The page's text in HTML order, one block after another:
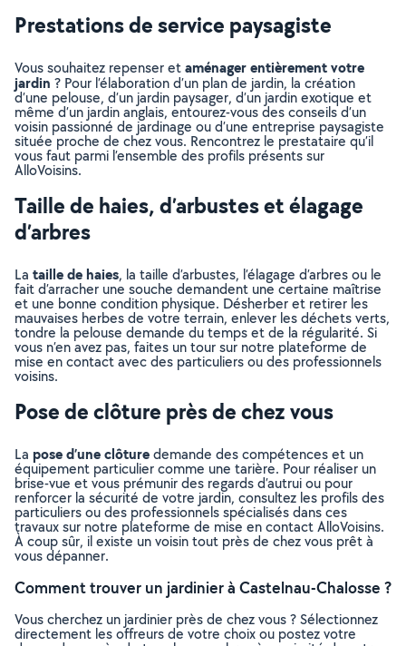
Prestations de service paysagiste
Vous souhaitez repenser etaménager entièrement votre
jardin ? Pour l’élaboration d’un plan de jardin, la création
d’une pelouse, d’un jardin paysager, d’un jardin exotique et
même d’un jardin anglais, entourez-vous des conseils d’un
voisin passionné de jardinage ou d’une entreprise paysagiste
située proche de chez vous. Rencontrez le prestataire qu’il
vous faut parmi l’ensemble des profils présents sur
AlloVoisins.
Taille de haies, d’arbustes et élagage
d’arbres
La taille de haies, la taille d’arbustes, l’élagage d’arbres ou le
fait d’arracher une souche demandent une certaine maîtrise
et une bonne condition physique. Désherber et retirer les
mauvaises herbes de votre terrain, enlever les déchets verts,
tondre la pelouse demande du temps et de la régularité. Si
vous n’en avez pas, faites un tour sur notre plateforme de
mise en contact avec des particuliers ou des professionnels
voisins.
Pose de clôture près de chez vous
La pose d’une clôturedemande des compétences et un
équipement particulier comme une tarière. Pour réaliser un
brise-vue et vous prémunir des regards d’autrui ou pour
renforcer la sécurité de votre jardin, consultez les profils des
particuliers ou des professionnels spécialisés dans ces
travaux sur notre plateforme de mise en contact AlloVoisins.
À coup sûr, il existe un voisin tout près de chez vous prêt à
vous dépanner.
Comment trouver un jardinier à Castelnau-Chalosse ?
Vous cherchez un jardinier près de chez vous ? Sélectionnez
directement les offreurs de votre choix ou postez votre